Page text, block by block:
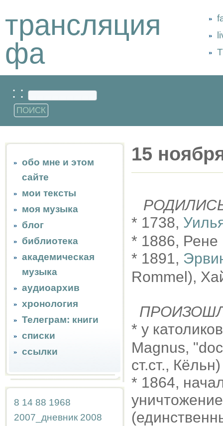
трансляция
фа
: :
обо мне и этом
сайте
мои тексты
моя музыка
блог
библиотека
академическая
музыка
аудиоархив
хронология
Телеграм: книги
списки
ссылки
8 14 88 1968
2007_дневник 2008
15
* 1738,
* 1886, Рене
* 1891,
Rommel),
* у
Magnus,
ст.ст., Кёльн)
* 1864,